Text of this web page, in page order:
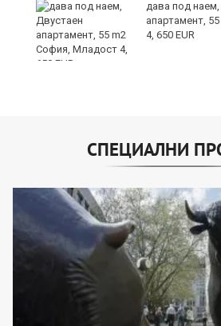
дава под
апартамент,
4, 650 EUR
СПЕЦИАЛНИ